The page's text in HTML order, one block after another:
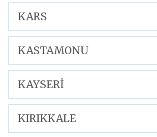
KARS
KASTAMONU
KAYSERİ
KIRIKKALE